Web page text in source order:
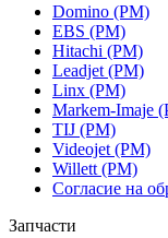
Domino (РМ)
EBS (РМ)
Hitachi (РМ)
Leadjet (РМ)
Linx (РМ)
Markem-Imaje
TIJ (РМ)
Videojet (РМ)
Willett (РМ)
Согласие на
Запчасти